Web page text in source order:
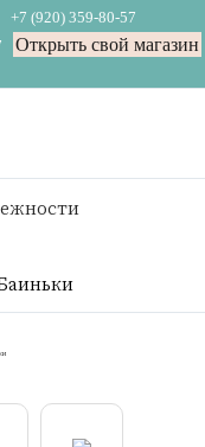
+7 (920) 359-80-57
Открыть свой магазин